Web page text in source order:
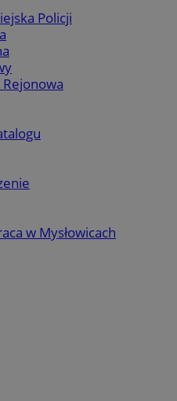
Policji
w Mysłowicach